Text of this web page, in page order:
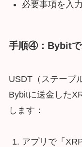
必要事項を入
手順④：Bybitで
USDT（ステーブ
Bybitに送金した
します：